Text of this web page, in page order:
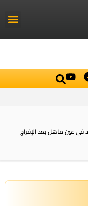
عين ماهل بعد الإفراج